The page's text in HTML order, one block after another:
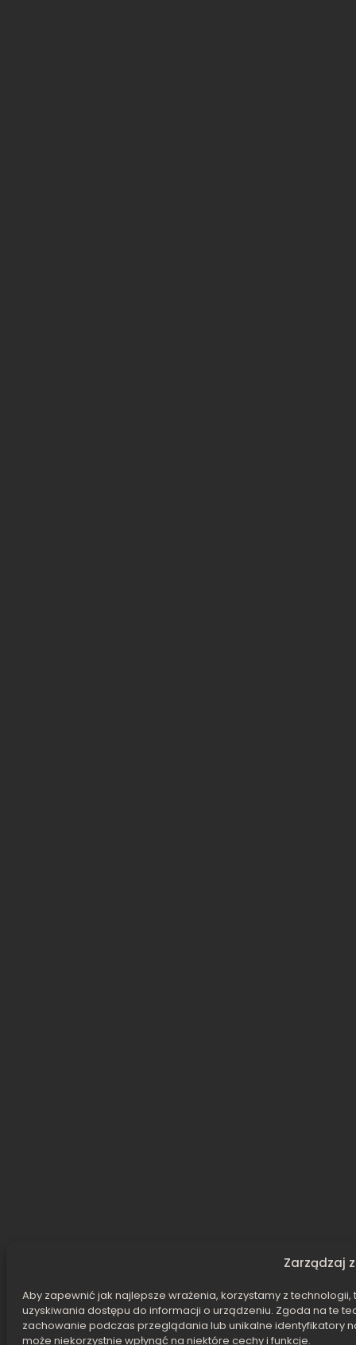
Zarządzaj
Aby zapewnić jak najlepsze wrażenia, korzystamy z
uzyskiwania dostępu do informacji o urządzeniu. Zgoda na te
zachowanie podczas przeglądania lub unikalne identyfikatory
może niekorzystnie wpłynąć na niektóre cechy i funkcje.